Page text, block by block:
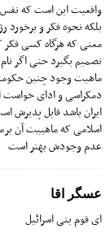
واقعیت این است که
بلکه نحوه فکر و
معنی که هرگاه کسی فکر
تصمیم بگیرد حتی اگر
ماهیت وجود چنین
دمکراسی و ادای
ایران باشد قابل
اسلامی که ماهییت آن
عدم وجودش بهتر است
عسگر اقا
ای قوم بنی اسرائیل